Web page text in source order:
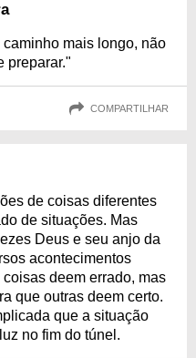
mais longo, não
preparar."
COMPARTILHAR
de coisas diferentes
de situações. Mas
Deus e seu anjo da
acontecimentos
deem errado, mas
que outras deem certo.
que a situação
no fim do túnel.